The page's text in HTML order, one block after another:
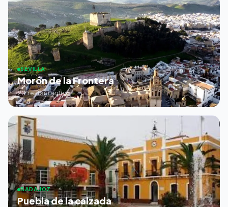
SEVILLA
Morón de la Frontera
23 restaurantes
BADAJOZ
Puebla de la calzada